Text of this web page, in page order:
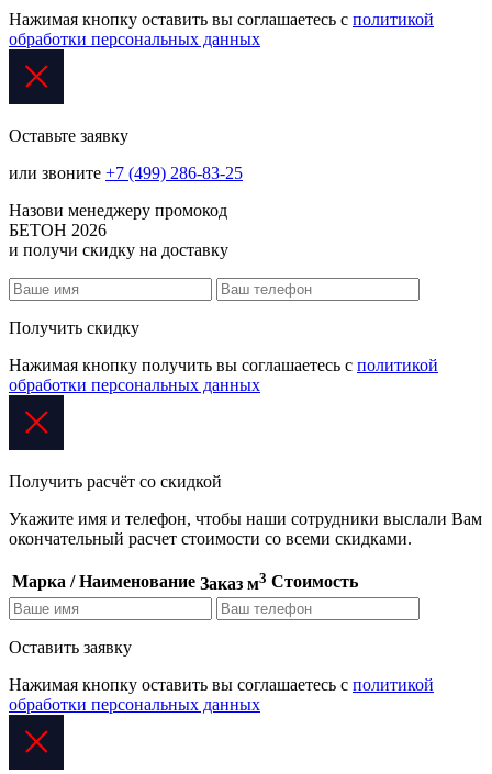
Нажимая кнопку оставить вы соглашаетесь с политикой
обработки персональных данных
Оставьте заявку
или звоните +7 (499) 286-83-25
Назови менеджеру промокод
БЕТОН 2026
и получи скидку на доставку
Получить скидку
Нажимая кнопку получить вы соглашаетесь с политикой
обработки персональных данных
Получить расчёт со скидкой
Укажите имя и телефон, чтобы наши сотрудники выслали Вам
окончательный расчет стоимости со всеми скидками.
Марка / Наименование Заказ м3 Стоимость
Оставить заявку
Нажимая кнопку оставить вы соглашаетесь с политикой
обработки персональных данных